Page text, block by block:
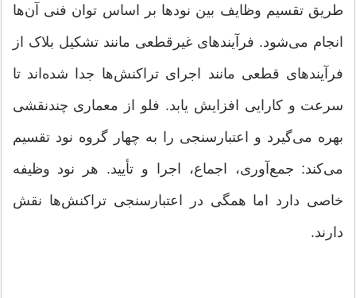
طریق تقسیم وظایف بین نودها بر اساس توان فنی آن‌ها
انجام می‌شود. فرآیندهای غیرقطعی مانند تشکیل بلاک از
فرآیندهای قطعی مانند اجرای تراکنش‌ها جدا شده‌اند تا
سرعت و کارایی افزایش یابد. فلو از معماری چندنقشی
بهره می‌گیرد و اعتبارسنجی را به چهار گروه نود تقسیم
می‌کند: جمع‌آوری، اجماع، اجرا و تأیید. هر نود وظیفه
خاصی دارد اما همگی در اعتبارسنجی تراکنش‌ها نقش
دارند.